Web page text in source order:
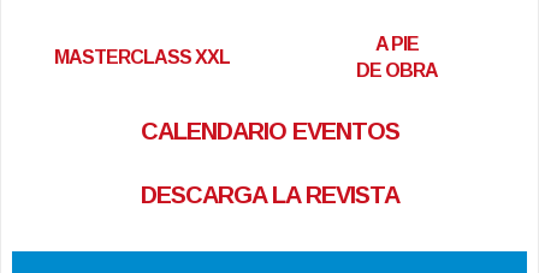
MASTERCLASS XXL
A PIE
DE OBRA
CALENDARIO EVENTOS
DESCARGA LA REVISTA